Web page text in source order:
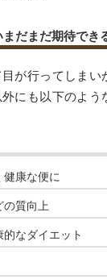
だまだ期待でき
が行ってしまい
にも以下のよう
健康な便に
の質向上
なダイエット